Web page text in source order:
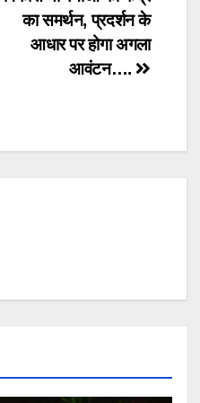
का समर्थन, प्रदर्शन के
आधार पर होगा अगला
आवंटन….